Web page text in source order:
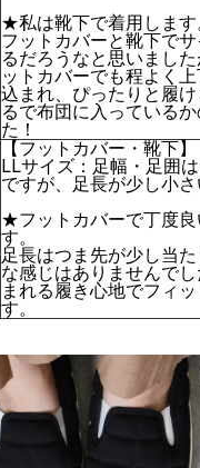
★私は靴下で着用します
フットカバーと靴下で
るだろうなと思いまし
ットカバーでも程よく
込まれ、ぴったりと履
るで布団に入っている
た！
【フットカバー・靴下】
LLサイズ：足幅・足囲
ですが、足長が少し小さ
★フットカバーで丁度
す。
足長はつま先が少し当
な感じはありませんで
まれる履き心地でフィ
す。